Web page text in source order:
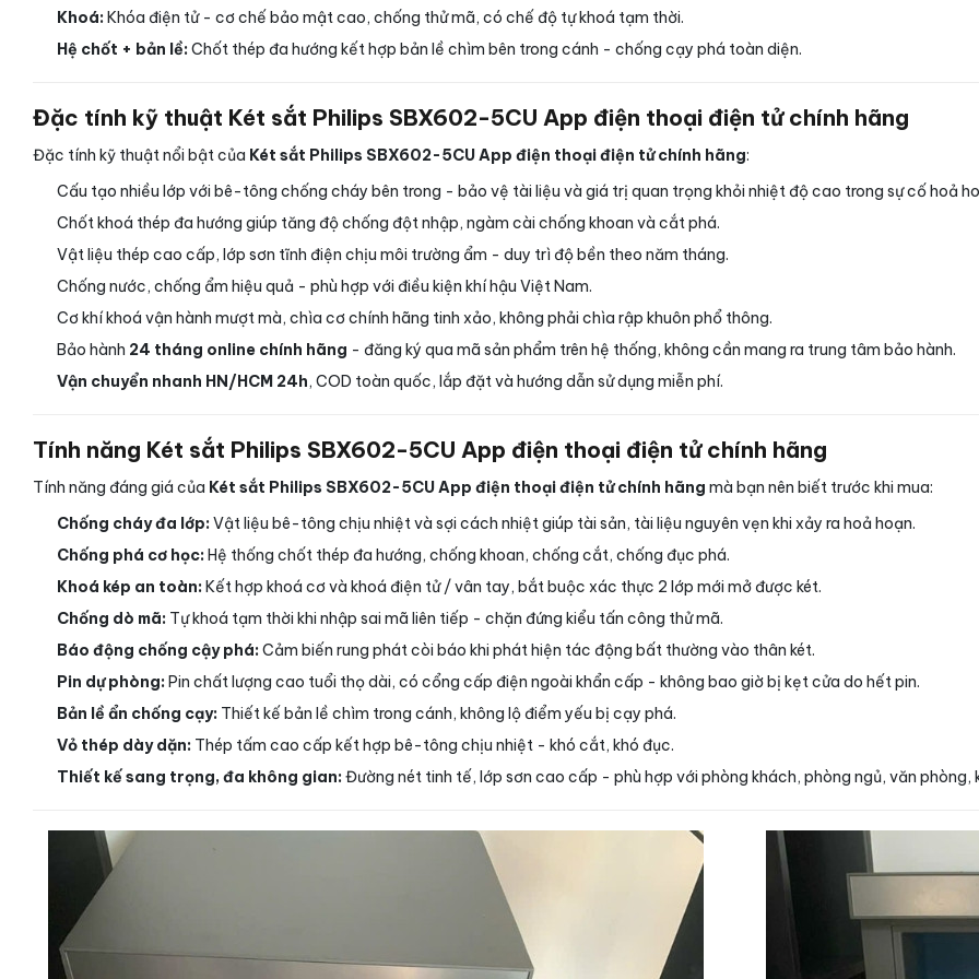
Khoá: Khóa điện tử - cơ chế bảo mật cao, chống thử mã, có chế độ tự khoá tạm thời.
Hệ chốt + bản lề: Chốt thép đa hướng kết hợp bản lề chìm bên trong cánh - chống cạy phá toàn diện.
Đặc tính kỹ thuật Két sắt Philips SBX602-5CU App điện thoại điện tử chính hãng
Đặc tính kỹ thuật nổi bật của Két sắt Philips SBX602-5CU App điện thoại điện tử chính hãng:
Cấu tạo nhiều lớp với bê-tông chống cháy bên trong - bảo vệ tài liệu và giá trị quan trọng khỏi nhiệt độ cao trong sự cố hoả
Chốt khoá thép đa hướng giúp tăng độ chống đột nhập, ngàm cài chống khoan và cắt phá.
Vật liệu thép cao cấp, lớp sơn tĩnh điện chịu môi trường ẩm - duy trì độ bền theo năm tháng.
Chống nước, chống ẩm hiệu quả - phù hợp với điều kiện khí hậu Việt Nam.
Cơ khí khoá vận hành mượt mà, chìa cơ chính hãng tinh xảo, không phải chìa rập khuôn phổ thông.
Bảo hành 24 tháng online chính hãng - đăng ký qua mã sản phẩm trên hệ thống, không cần mang ra trung tâm bảo hành.
Vận chuyển nhanh HN/HCM 24h, COD toàn quốc, lắp đặt và hướng dẫn sử dụng miễn phí.
Tính năng Két sắt Philips SBX602-5CU App điện thoại điện tử chính hãng
Tính năng đáng giá của Két sắt Philips SBX602-5CU App điện thoại điện tử chính hãng mà bạn nên biết trước khi mua:
Chống cháy đa lớp: Vật liệu bê-tông chịu nhiệt và sợi cách nhiệt giúp tài sản, tài liệu nguyên vẹn khi xảy ra hoả hoạn.
Chống phá cơ học: Hệ thống chốt thép đa hướng, chống khoan, chống cắt, chống đục phá.
Khoá kép an toàn: Kết hợp khoá cơ và khoá điện tử / vân tay, bắt buộc xác thực 2 lớp mới mở được két.
Chống dò mã: Tự khoá tạm thời khi nhập sai mã liên tiếp - chặn đứng kiểu tấn công thử mã.
Báo động chống cậy phá: Cảm biến rung phát còi báo khi phát hiện tác động bất thường vào thân két.
Pin dự phòng: Pin chất lượng cao tuổi thọ dài, có cổng cấp điện ngoài khẩn cấp - không bao giờ bị kẹt cửa do hết pin.
Bản lề ẩn chống cạy: Thiết kế bản lề chìm trong cánh, không lộ điểm yếu bị cạy phá.
Vỏ thép dày dặn: Thép tấm cao cấp kết hợp bê-tông chịu nhiệt - khó cắt, khó đục.
Thiết kế sang trọng, đa không gian: Đường nét tinh tế, lớp sơn cao cấp - phù hợp với phòng khách, phòng ngủ, văn phòng,